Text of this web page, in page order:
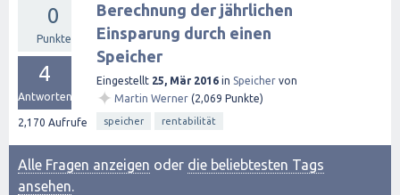
0
Punkte
4
Antworten
2,170 Aufrufe
Berechnung der jährlichen
Einsparung durch einen
Speicher
Eingestellt 25, Mär 2016 in Speicher von
✦ Martin Werner (2,069 Punkte)
speicher rentabilität
Alle Fragen anzeigen oder die beliebtesten Tags
ansehen.